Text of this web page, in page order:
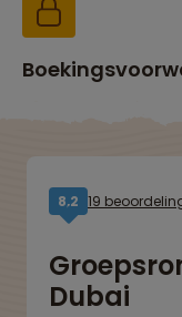
8,2 19
Dubai